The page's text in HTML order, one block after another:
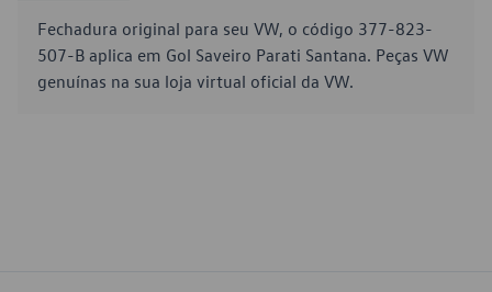
Fechadura original para seu VW, o código 377-823-
507-B aplica em Gol Saveiro Parati Santana. Peças VW
genuínas na sua loja virtual oficial da VW.